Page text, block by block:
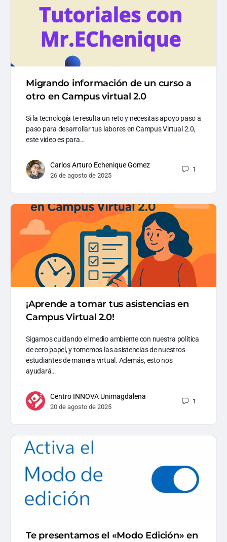
Migrando información de un curso a
otro en Campus virtual 2.0
Si la tecnología te resulta un reto y necesitas apoyo paso a
paso para desarrollar tus labores en Campus Virtual 2.0,
este video es para…
Carlos Arturo Echenique Gomez
26 de agosto de 2025
1
¡Aprende a tomar tus asistencias en
Campus Virtual 2.0!
Sigamos cuidando el medio ambiente con nuestra política
de cero papel, y tomemos las asistencias de nuestros
estudiantes de manera virtual. Además, esto nos
ayudará…
Centro INNOVA Unimagdalena
20 de agosto de 2025
1
Te presentamos el «Modo Edición» en